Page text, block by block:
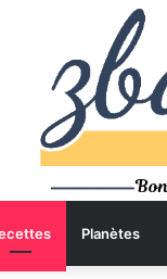
Planètes